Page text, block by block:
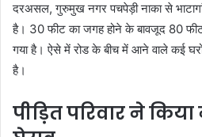
दरअसल, गुरुमुख नगर पचपेड़ी नाका से
है। 30 फीट का जगह होने के बावजूद 80 फीट
गया है। ऐसे में रोड के बीच में आने वाले कई घरों
है।
पीड़ित परिवार ने